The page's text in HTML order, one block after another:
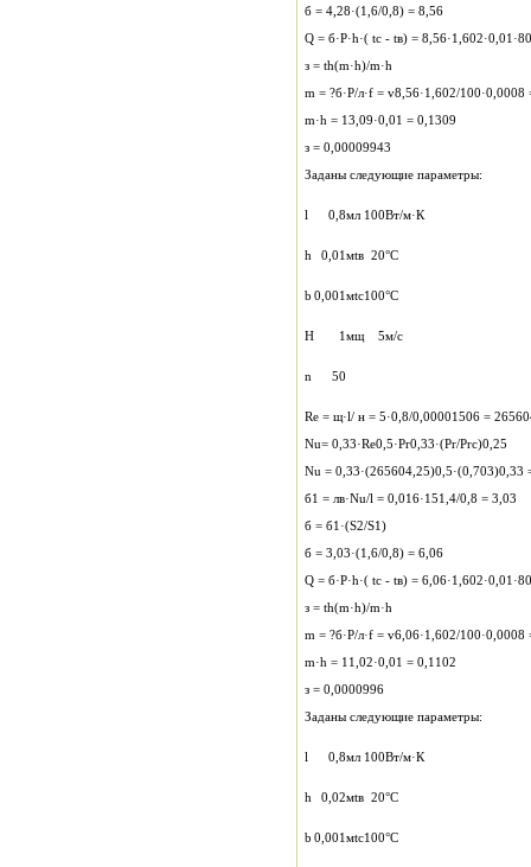
б = 4,28·(1,6/0,8) = 8,56
Q = б·P·h·( tс - tв) =
з = th(m·h)/m·h
m = ?б·P/л·f = v8,56·1,602/100·0,0008
m·h = 13,09·0,01 = 0,1309
з = 0,00009943
Заданы следующие параметры:
l 0,8мл 100Вт/м·К
h 0,01мtв 20°С
b 0,001мtс100°С
H 1мщ 5м/с
n 50
Re = щ·l/ н = 5·0,8/0,00001506 =
Nu= 0,33·Re0,5·Pr0,33·(Pr/Prс)0,25
Nu = 0,33·(265604,25)0,5·(0,703)0,33
б1 = лв·Nu/l = 0,016·151,4/0,8 = 3,03
б = б1·(S2/S1)
б = 3,03·(1,6/0,8) = 6,06
Q = б·P·h·( tс - tв) =
з = th(m·h)/m·h
m = ?б·P/л·f = v6,06·1,602/100·0,0008
m·h = 11,02·0,01 = 0,1102
з = 0,0000996
Заданы следующие параметры:
l 0,8мл 100Вт/м·К
h 0,02мtв 20°С
b 0,001мtс100°С